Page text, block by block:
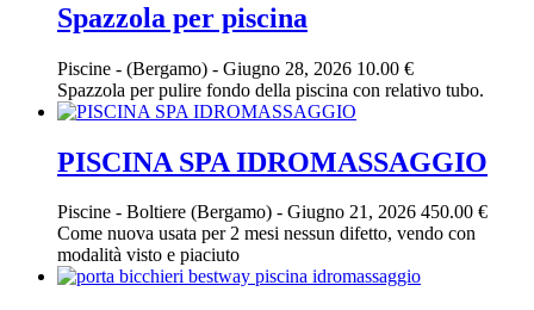
Spazzola per piscina
Piscine - (Bergamo) - Giugno 28, 2026 10.00 €
Spazzola per pulire fondo della piscina con relativo tubo.
PISCINA SPA IDROMASSAGGIO
Piscine - Boltiere (Bergamo) - Giugno 21, 2026 450.00 €
Come nuova usata per 2 mesi nessun difetto, vendo con
modalità visto e piaciuto